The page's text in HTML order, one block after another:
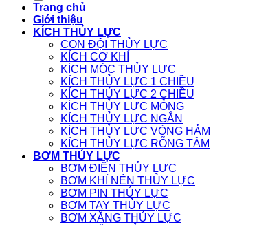
Trang chủ
Giới thiệu
KÍCH THỦY LỰC
CON ĐỘI THỦY LỰC
KÍCH CƠ KHÍ
KÍCH MÓC THỦY LỰC
KÍCH THỦY LỰC 1 CHIỀU
KÍCH THỦY LỰC 2 CHIỀU
KÍCH THỦY LỰC MỎNG
KÍCH THỦY LỰC NGẮN
KÍCH THỦY LỰC VÒNG HẢM
KÍCH THỦY LỰC RỖNG TÂM
BƠM THỦY LỰC
BƠM ĐIỆN THỦY LỰC
BƠM KHÍ NÉN THỦY LỰC
BƠM PIN THỦY LỰC
BƠM TAY THỦY LỰC
BƠM XĂNG THỦY LỰC